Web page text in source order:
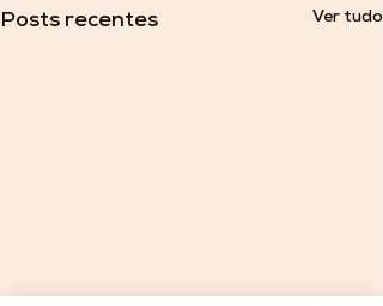
Posts recentes Ver tudo